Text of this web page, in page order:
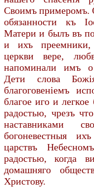
Своимъ примеромъ.
обязанности къ
Матери и былъ въ
и ихъ преемники,
церкви вере,
напоминали имъ о
Дети слова
благоговенiемъ
благое иго и
радостью, чрезъ
наставниками
богоневестныя
царствъ
радостью, когда
домашняго
Христову.